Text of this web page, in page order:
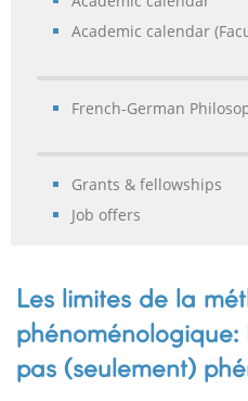
Academic calendar
French-German
Grants & fellowships
Job offers
Les limites de la
phénoménologique:
pas (seulement)